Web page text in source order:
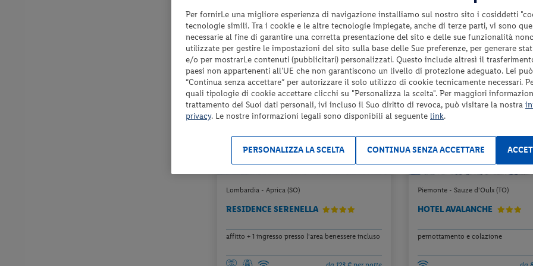
Check-in
dal 20/12/26
al 14/03/27
da639 €
a persona per 7 notti
Check-in
dal 17/10/26
al 24/04/27
per
Lombardia - Aprica (SO)
RESIDENCE SERENELLA
affitto + 1 ingresso presso l'area benessere incluso
Piemonte - Sauze d'Oulx (TO)
HOTEL AVALANCHE
pernottamento e colazione
Per fornirLe una migliore esperienza di navigazione installiamo sul nostro sito i cosiddetti
tecnologie simili. Tra i cookie e le altre tecnologie impiegate, anche di terze parti, vi sono
necessarie al fine di garantire una corretta presentazione del sito e delle sue funzionalità
utilizzate per gestire le impostazioni del sito sulla base delle Sue preferenze, per generare
e/o per mostrarLe contenuti (pubblicitari) personalizzati. Questo include altresì il
paesi non appartenenti all'UE che non garantiscono un livello di protezione adeguato. Lei
“Continua senza accettare” per autorizzare il solo utilizzo di cookie tecnicamente necessari.
quali tipologie di cookie accettare clicchi su "Personalizza la scelta". Per maggiori
trattamento dei Suoi dati personali, ivi incluso il Suo diritto di revoca, può visitare la nostra
privacy. Le nostre informazioni legali sono disponibili al seguente link.
CONTINUA SENZA ACCETTARE
PERSONALIZZA LA SCELTA